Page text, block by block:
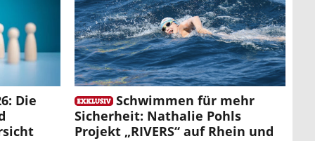
Die
Schwimmen für mehr
Sicherheit: Nathalie Pohls
Projekt „RIVERS“ auf Rhein und